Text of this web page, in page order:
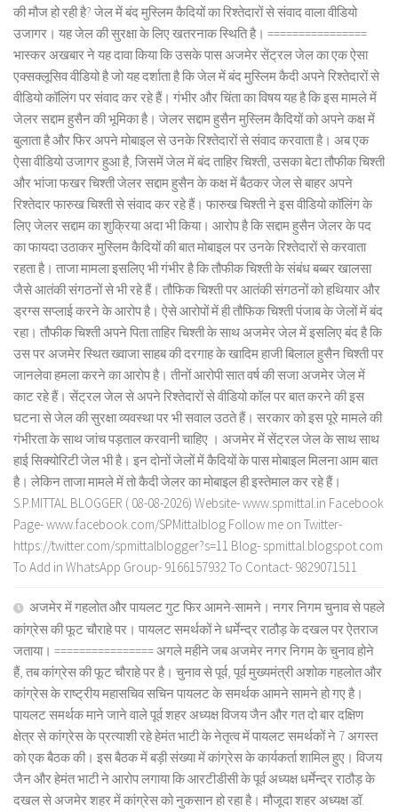
की मौज हो रही है? जेल में बंद मुस्लिम कैदियों का रिश्तेदारों से संवाद वाला वीडियो
उजागर। यह जेल की सुरक्षा के लिए खतरनाक स्थिति है। ================
भास्कर अखबार ने यह दावा किया कि उसके पास अजमेर सेंट्रल जेल का एक ऐसा
एक्सक्लूसिव वीडियो है जो यह दर्शाता है कि जेल में बंद मुस्लिम कैदी अपने रिश्तेदारों से
वीडियो कॉलिंग पर संवाद कर रहे हैं। गंभीर और चिंता का विषय यह है कि इस मामले में
जेलर सद्दाम हुसैन की भूमिका है। जेलर सद्दाम हुसैन मुस्लिम कैदियों को अपने कक्ष में
बुलाता है और फिर अपने मोबाइल से उनके रिश्तेदारों से संवाद करवाता है। अब एक
ऐसा वीडियो उजागर हुआ है, जिसमें जेल में बंद ताहिर चिश्ती, उसका बेटा तौफीक चिश्ती
और भांजा फखर चिश्ती जेलर सद्दाम हुसैन के कक्ष में बैठकर जेल से बाहर अपने
रिश्तेदार फारुख चिश्ती से संवाद कर रहे हैं। फारुख चिश्ती ने इस वीडियो कॉलिंग के
लिए जेलर सद्दाम का शुक्रिया अदा भी किया। आरोप है कि सद्दाम हुसैन जेलर के पद
का फायदा उठाकर मुस्लिम कैदियों की बात मोबाइल पर उनके रिश्तेदारों से करवाता
रहता है। ताजा मामला इसलिए भी गंभीर है कि तौफीक चिश्ती के संबंध बब्बर खालसा
जैसे आतंकी संगठनों से भी रहे हैं। तौफिक चिश्ती पर आतंकी संगठनों को हथियार और
ड्रग्स सप्लाई करने के आरोप है। ऐसे आरोपों में ही तौफिक चिश्ती पंजाब के जेलों में बंद
रहा। तौफीक चिश्ती अपने पिता ताहिर चिश्ती के साथ अजमेर जेल में इसलिए बंद है कि
उस पर अजमेर स्थित ख्वाजा साहब की दरगाह के खादिम हाजी बिलाल हुसैन चिश्ती पर
जानलेवा हमला करने का आरोप है। तीनों आरोपी सात वर्ष की सजा अजमेर जेल में
काट रहे हैं। सेंट्रल जेल से अपने रिश्तेदारों से वीडियो कॉल पर बात करने की इस
घटना से जेल की सुरक्षा व्यवस्था पर भी सवाल उठते हैं। सरकार को इस पूरे मामले की
गंभीरता के साथ जांच पड़ताल करवानी चाहिए । अजमेर में सेंट्रल जेल के साथ साथ
हाई सिक्योरिटी जेल भी है। इन दोनों जेलों में कैदियों के पास मोबाइल मिलना आम बात
है। लेकिन ताजा मामले में तो कैदी जेलर का मोबाइल ही इस्तेमाल कर रहे हैं।
S.P.MITTAL BLOGGER ( 08-08-2026) Website- www.spmittal.in Facebook
Page- www.facebook.com/SPMittalblog Follow me on Twitter-
https://twitter.com/spmittalblogger?s=11 Blog- spmittal.blogspot.com
To Add in WhatsApp Group- 9166157932 To Contact- 9829071511
अजमेर में गहलोत और पायलट गुट फिर आमने-सामने। नगर निगम चुनाव से पहले
कांग्रेस की फूट चौराहे पर। पायलट समर्थकों ने धर्मेन्द्र राठौड़ के दखल पर ऐतराज
जताया। ================ अगले महीने जब अजमेर नगर निगम के चुनाव होने
हैं, तब कांग्रेस की फूट चौराहे पर है। चुनाव से पूर्व, पूर्व मुख्यमंत्री अशोक गहलोत और
कांग्रेस के राष्ट्रीय महासचिव सचिन पायलट के समर्थक आमने सामने हो गए है।
पायलट समर्थक माने जाने वाले पूर्व शहर अध्यक्ष विजय जैन और गत दो बार दक्षिण
क्षेत्र से कांग्रेस के प्रत्याशी रहे हेमंत भाटी के नेतृत्व में पायलट समर्थकों ने 7 अगस्त
को एक बैठक की। इस बैठक में बड़ी संख्या में कांग्रेस के कार्यकर्ता शामिल हुए। विजय
जैन और हेमंत भाटी ने आरोप लगाया कि आरटीडीसी के पूर्व अध्यक्ष धर्मेन्द्र राठौड़ के
दखल से अजमेर शहर में कांग्रेस को नुकसान हो रहा है। मौजूदा शहर अध्यक्ष डॉ.